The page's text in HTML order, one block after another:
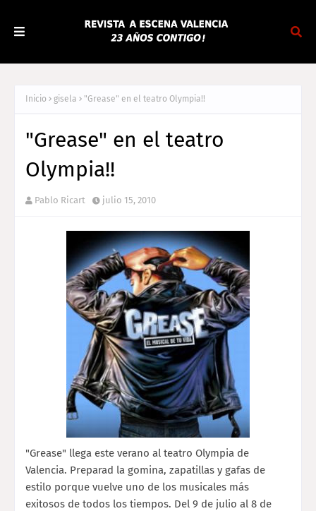
Inicio gisela "Grease" en el teatro Olympia!!
"Grease" en el teatro
Olympia!!
Pablo Ricart julio 15, 2010
"Grease" llega este verano al teatro Olympia de
Valencia. Preparad la gomina, zapatillas y gafas de
estilo porque vuelve uno de los musicales más
exitosos de todos los tiempos. Del 9 de julio al 8 de